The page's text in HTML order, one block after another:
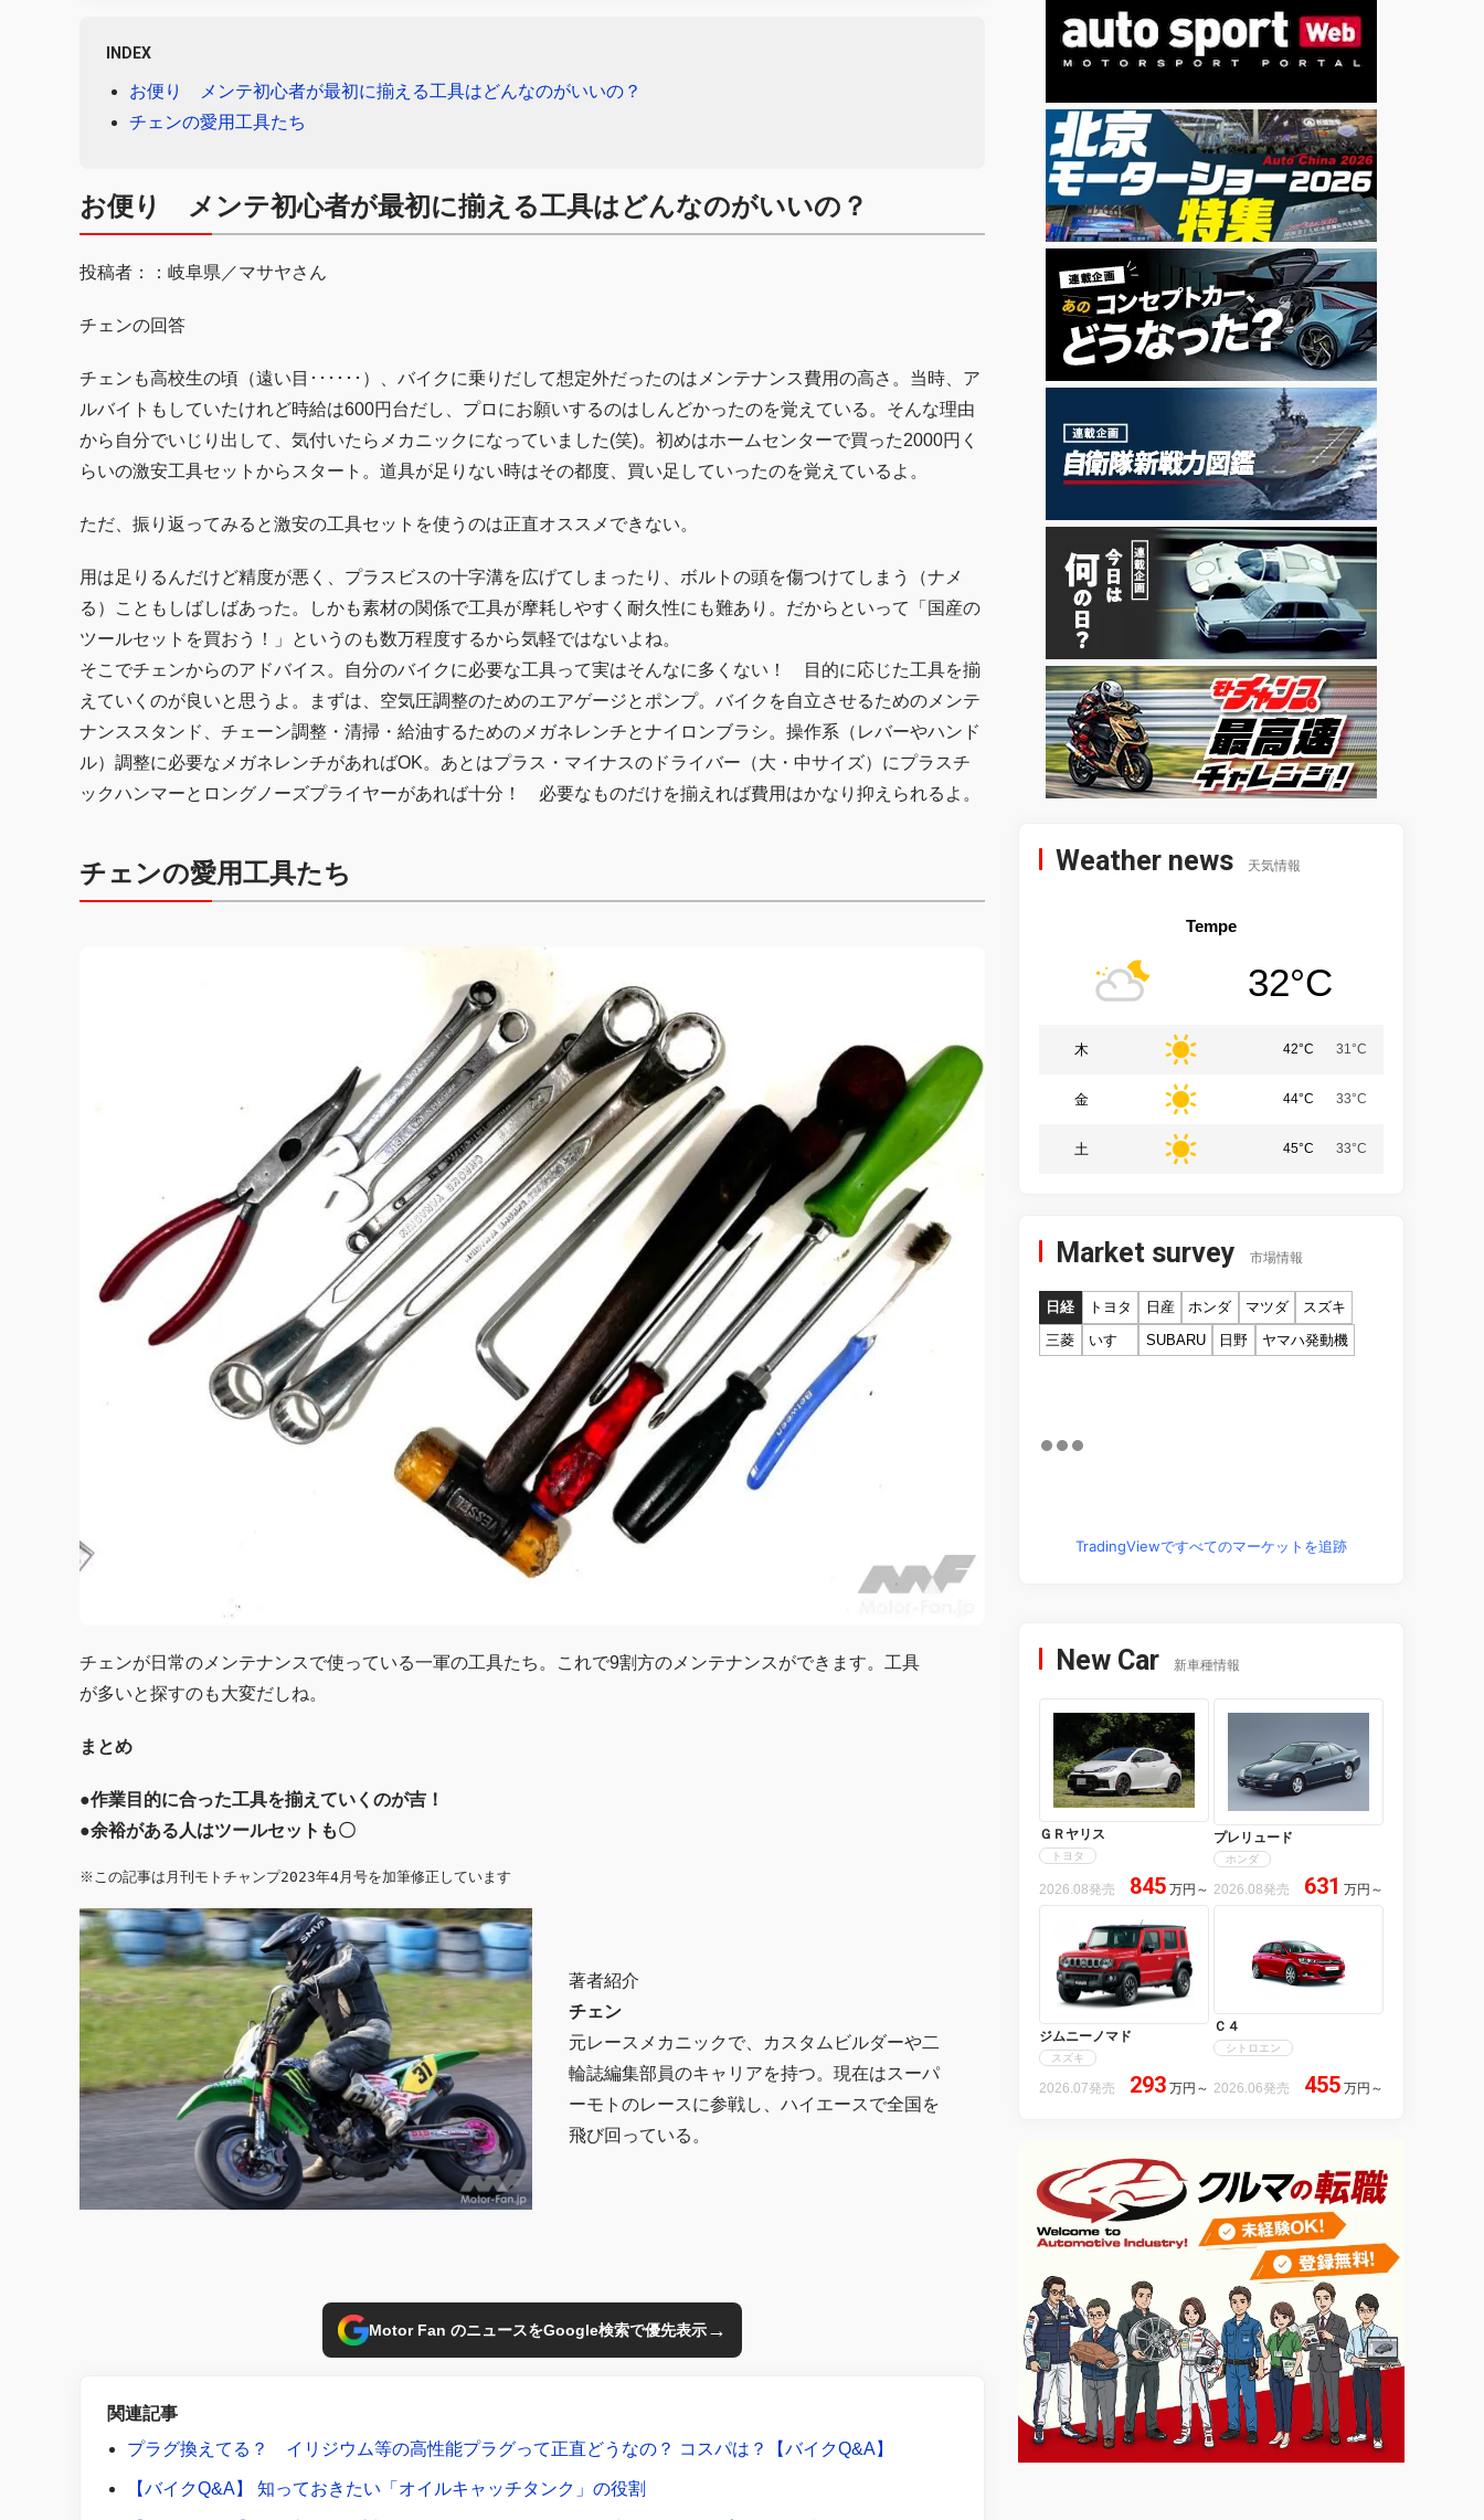
INDEX
お便り メンテ初心者が最初に揃える工具はどんなのがいいの？
チェンの愛用工具たち
お便り メンテ初心者が最初に揃える工具はどんなのがいいの？
投稿者：：岐阜県／マサヤさん
チェンの回答
チェンも高校生の頃（遠い目･･････）、バイクに乗りだして想定外だったのはメンテナンス費用の高さ。当時、ア
ルバイトもしていたけれど時給は600円台だし、プロにお願いするのはしんどかったのを覚えている。そんな理由
から自分でいじり出して、気付いたらメカニックになっていました(笑)。初めはホームセンターで買った2000円く
らいの激安工具セットからスタート。道具が足りない時はその都度、買い足していったのを覚えているよ。
ただ、振り返ってみると激安の工具セットを使うのは正直オススメできない。
用は足りるんだけど精度が悪く、プラスビスの十字溝を広げてしまったり、ボルトの頭を傷つけてしまう（ナメ
る）こともしばしばあった。しかも素材の関係で工具が摩耗しやすく耐久性にも難あり。だからといって「国産の
ツールセットを買おう！」というのも数万程度するから気軽ではないよね。
そこでチェンからのアドバイス。自分のバイクに必要な工具って実はそんなに多くない！ 目的に応じた工具を揃
えていくのが良いと思うよ。まずは、空気圧調整のためのエアゲージとポンプ。バイクを自立させるためのメンテ
ナンススタンド、チェーン調整・清掃・給油するためのメガネレンチとナイロンブラシ。操作系（レバーやハンド
ル）調整に必要なメガネレンチがあればOK。あとはプラス・マイナスのドライバー（大・中サイズ）にプラスチ
ックハンマーとロングノーズプライヤーがあれば十分！ 必要なものだけを揃えれば費用はかなり抑えられるよ。
チェンの愛用工具たち
チェンが日常のメンテナンスで使っている一軍の工具たち。これで9割方のメンテナンスができます。工具
が多いと探すのも大変だしね。
まとめ
●作業目的に合った工具を揃えていくのが吉！
●余裕がある人はツールセットも〇
※この記事は月刊モトチャンプ2023年4月号を加筆修正しています
著者紹介
チェン
元レースメカニックで、カスタムビルダーや二
輪誌編集部員のキャリアを持つ。現在はスーパ
ーモトのレースに参戦し、ハイエースで全国を
飛び回っている。
Motor Fan のニュースをGoogle検索で優先表示→
関連記事
プラグ換えてる？ イリジウム等の高性能プラグって正直どうなの？ コスパは？【バイクQ&A】
【バイクQ&A】 知っておきたい「オイルキャッチタンク」の役割
Weather news 天気情報
Tempe
32°C
木 42°C 31°C
金 44°C 33°C
土 45°C 33°C
Market survey 市場情報
日経 トヨタ 日産 ホンダ マツダ
スズキ
三菱
いすゞ SUBARU 日野 ヤマハ発動機
TradingViewですべてのマーケットを追跡
New Car 新車種情報
ＧＲヤリス
トヨタ
2026.08発売 845 万円 ～
プレリュード
ホンダ
2026.08発売 631 万円 ～
ジムニーノマド
スズキ
2026.07発売 293 万円 ～
Ｃ４
シトロエン
2026.06発売 455 万円 ～